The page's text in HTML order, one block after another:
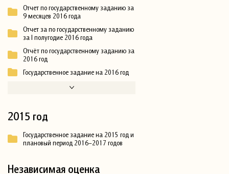
Отчет по государственному заданию за
9 месяцев 2016 года
Отчет за по государственному заданию
за I полугодие 2016 года
Отчёт по государственному заданию за
2016 год
Государственное задание на 2016 год
2015 год
Государственное задание на 2015 год и
плановый период 2016–2017 годов
Независимая оценка